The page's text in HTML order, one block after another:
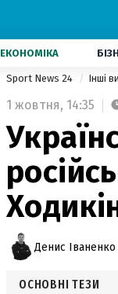
ЕКОНОМІКА
Sport News 24 Інші
1 жовтня, 14:35
Денис Іваненко
ОСНОВНІ ТЕЗИ